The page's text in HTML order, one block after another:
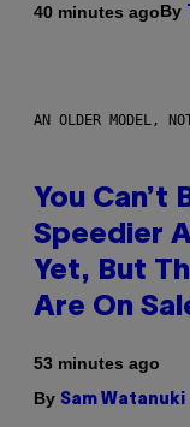
40 minutes agoBy
AN OLDER MODEL,
You Can’t
Speedier
Yet, But
Are On
53 minutes ago
By Sam Watanuki